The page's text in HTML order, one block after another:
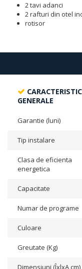
2 tavi adanci
2 rafturi din otel
rotisor
GENERALE
Garantie (luni)
Tip instalare
Clasa de eficienta
energetica
Capacitate
Numar de programe
Culoare
Greutate (Kg)
Dimensiuni (ÎxlxA cm)